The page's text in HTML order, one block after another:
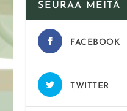
SEURAA MEITÄ
FACEBOOK
TWITTER